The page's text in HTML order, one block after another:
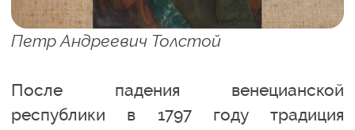
Петр Андреевич Толстой
После падения венецианской
республики в 1797 году традиция